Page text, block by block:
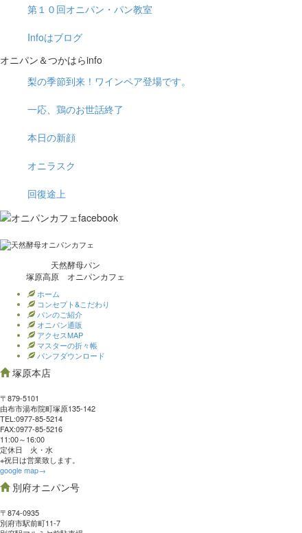
第１０回オニパン・パン教室
Infoはブログ
オニパン＆つかはらinfo
梨の季節到来！ワインペア登場です。
一応、鶏のお世話終了
本日の新顔
オニラスク
回復途上
天然酵母パン
塚原高原 オニパンカフェ
ホーム
コンセプト&こだわり
パンのご紹介
オニパン通販
アクセスMAP
マスターの折々帳
パンフダウンロード
塚原本店
〒879-5101
由布市湯布院町塚原135-142
TEL:0977‐85-5214
FAX:0977‐85-5216
11:00～16:00
定休日 火・水
※祝日は営業致します。
google map→
別府オニパン号
〒874-0935
別府市駅前町11-7